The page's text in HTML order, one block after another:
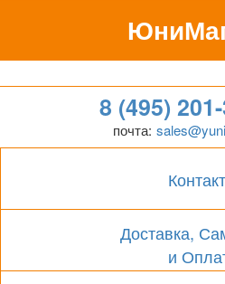
Гипермаркет
8 (495)
почта:
Доставка,
и